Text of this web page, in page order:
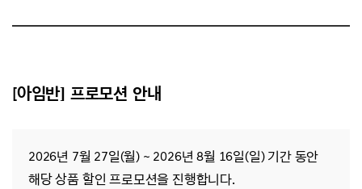
[아임반] 프로모션 안내
2026년 7월 27일(월) ~ 2026년 8월 16일(일) 기간 동안
해당 상품 할인 프로모션을 진행합니다.